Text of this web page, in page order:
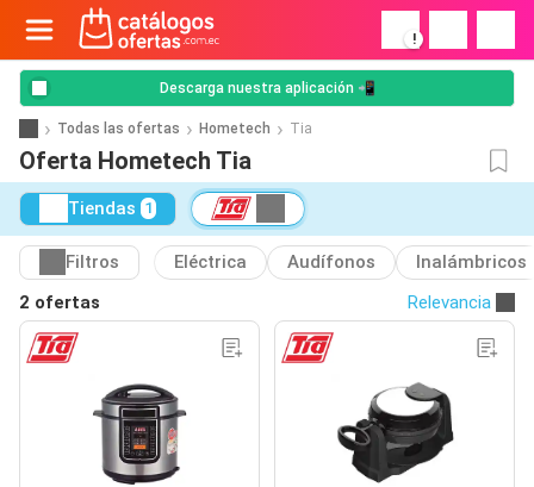
!
Descarga nuestra aplicación 📲
Todas las ofertas Hometech Tia
Oferta Hometech Tia
Tiendas 1
Filtros Eléctrica Audífonos
Inalámbricos
2 ofertas
Relevancia